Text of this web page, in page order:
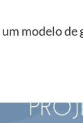
modelo